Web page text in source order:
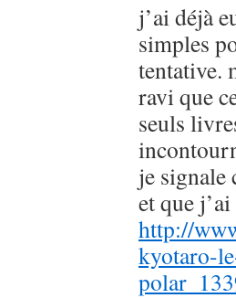
j’ai déjà
simples
tentative.
ravi que
seuls
je signale
et que
http://
kyotaro-